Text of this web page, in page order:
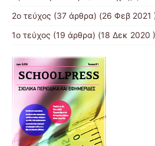
2o τεύχος (37 άρθρα) (26 Φεβ 2021
1ο τεύχος (19 άρθρα) (18 Δεκ 2020 )